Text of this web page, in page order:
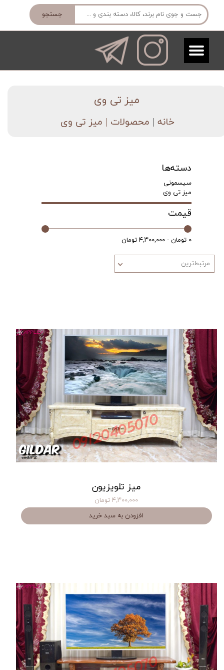
جستجو
خانه | محصولات | میز تی وی
میز تی وی​​​​​​​
دسته‌ها
سیسمونی
میز تی وی
قیمت
۰ تومان - ۴,۳۰۰,۰۰۰ تومان
مرتبط‌ترین
میز تلویزیون
۴,۳۰۰,۰۰۰ تومان
افزودن به سبد خرید